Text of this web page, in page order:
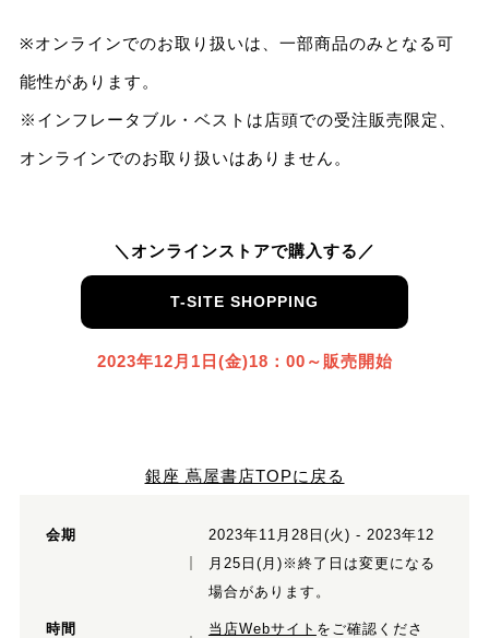
※オンラインでのお取り扱いは、一部商品のみとなる可
能性があります。
※インフレータブル・ベストは店頭での受注販売限定、
オンラインでのお取り扱いはありません。
＼オンラインストアで購入する／
T-SITE SHOPPING
2023年12月1日(金)18：00～販売開始
銀座 蔦屋書店TOPに戻る
会期
2023年11月28日(火) - 2023年12
月25日(月)※終了日は変更になる
場合があります。
時間 当店Webサイト をご確認くださ